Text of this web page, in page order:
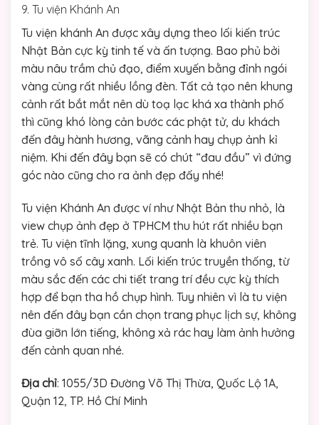
9. Tu viện Khánh An
Tu viện khánh An được xây dựng theo lối kiến trúc
Nhật Bản cực kỳ tinh tế và ấn tượng. Bao phủ bởi
màu nâu trầm chủ đạo, điểm xuyến bằng đỉnh ngói
vàng cùng rất nhiều lồng đèn. Tất cả tạo nên khung
cảnh rất bắt mắt nên dù toạ lạc khá xa thành phố
thì cũng khó lòng cản bước các phật tử, du khách
đến đây hành hương, vãng cảnh hay chụp ảnh kỉ
niệm. Khi đến đây bạn sẽ có chút “đau đầu” vì đứng
góc nào cũng cho ra ảnh đẹp đấy nhé!
Tu viện Khánh An được ví như Nhật Bản thu nhỏ, là
view chụp ảnh đẹp ở TPHCM thu hút rất nhiều bạn
trẻ. Tu viện tĩnh lặng, xung quanh là khuôn viên
trồng vô số cây xanh. Lối kiến trúc truyền thống, từ
màu sắc đến các chi tiết trang trí đều cực kỳ thích
hợp để bạn tha hồ chụp hình. Tuy nhiên vì là tu viện
nên đến đây bạn cần chọn trang phục lịch sự, không
đùa giỡn lớn tiếng, không xả rác hay làm ảnh hưởng
đến cảnh quan nhé.
Địa chỉ: 1055/3D Đường Võ Thị Thừa, Quốc Lộ 1A,
Quận 12, TP. Hồ Chí Minh